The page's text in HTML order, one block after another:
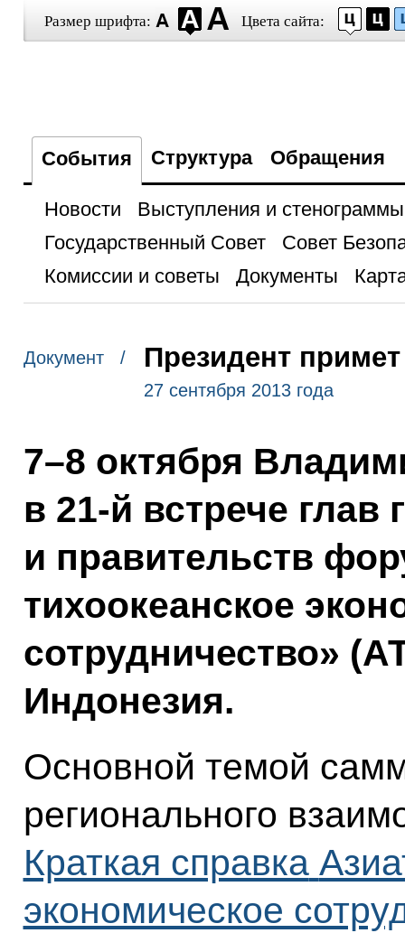
Размер шрифта: Цвета сайта:
События Структура Обращения
Новости
Выступления и стенограммы
Государственный Совет
Совет
Комиссии и советы
Документы
Документ / Президент
27 сентября 2013 года
7–8 октября
в 21-й встрече глав
и правительств
тихоокеанское
сотрудничество»
Индонезия.
Основной темой
регионального
Краткая справка
экономическое